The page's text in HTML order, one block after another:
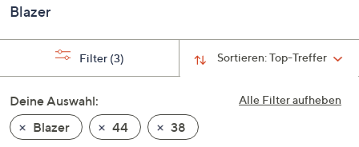
Pfeiltasten
nach
und
nach
unten
oder
Blazer
Sortieren:Top-Treffer
Filter (3)
Alle Filter aufheben
Deine Auswahl:
Blazer
44 38